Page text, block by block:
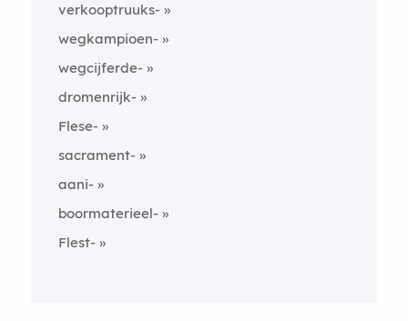
verkooptruuks-
wegkampioen-
wegcijferde-
dromenrijk-
Flese-
sacrament-
aani-
boormaterieel-
Flest-